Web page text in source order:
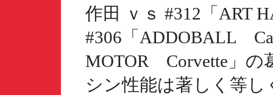
作田 ｖｓ #312「ART
#306「ADDOBALL
MOTOR Corvette」の
シン性能は著しく等